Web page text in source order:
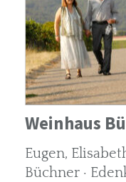
Weinhaus
Eugen,
Büchner ·